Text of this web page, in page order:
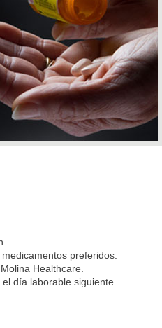
preferidos.
Healthcare.
día laborable siguiente.